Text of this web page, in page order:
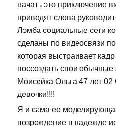
начать это приключение
приводят слова
Лэмба социальные сети
сделаны по видеосвязи
которая выстраивает
воссоздать свои обычные
Моисейка Ольга 47 лет
девочки!!!!
Я и сама ее
возрождение в надежде